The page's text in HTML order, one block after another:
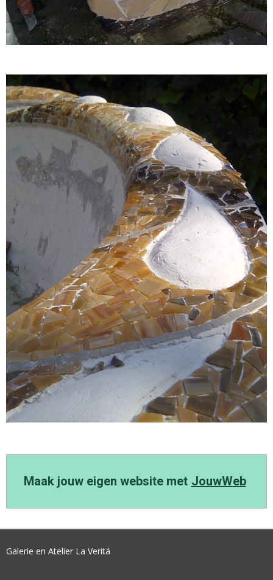
Maak jouw eigen website met JouwWeb
Galerie en Atelier La Veritá